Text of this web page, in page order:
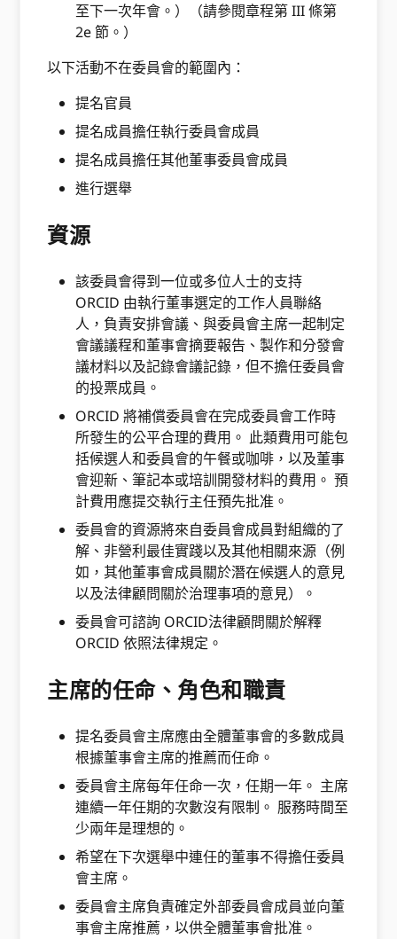
至下一次年會。）（請參閱章程第 III 條第
2e 節。）
以下活動不在委員會的範圍內：
提名官員
提名成員擔任執行委員會成員
提名成員擔任其他董事委員會成員
進行選舉
資源
該委員會得到一位或多位人士的支持
ORCID 由執行董事選定的工作人員聯絡
人，負責安排會議、與委員會主席一起制定
會議議程和董事會摘要報告、製作和分發會
議材料以及記錄會議記錄，但不擔任委員會
的投票成員。
ORCID 將補償委員會在完成委員會工作時
所發生的公平合理的費用。 此類費用可能包
括候選人和委員會的午餐或咖啡，以及董事
會迎新、筆記本或培訓開發材料的費用。 預
計費用應提交執行主任預先批准。
委員會的資源將來自委員會成員對組織的了
解、非營利最佳實踐以及其他相關來源（例
如，其他董事會成員關於潛在候選人的意見
以及法律顧問關於治理事項的意見）。
委員會可諮詢 ORCID法律顧問關於解釋
ORCID 依照法律規定。
主席的任命、角色和職責
提名委員會主席應由全體董事會的多數成員
根據董事會主席的推薦而任命。
委員會主席每年任命一次，任期一年。 主席
連續一年任期的次數沒有限制。 服務時間至
少兩年是理想的。
希望在下次選舉中連任的董事不得擔任委員
會主席。
委員會主席負責確定外部委員會成員並向董
事會主席推薦，以供全體董事會批准。